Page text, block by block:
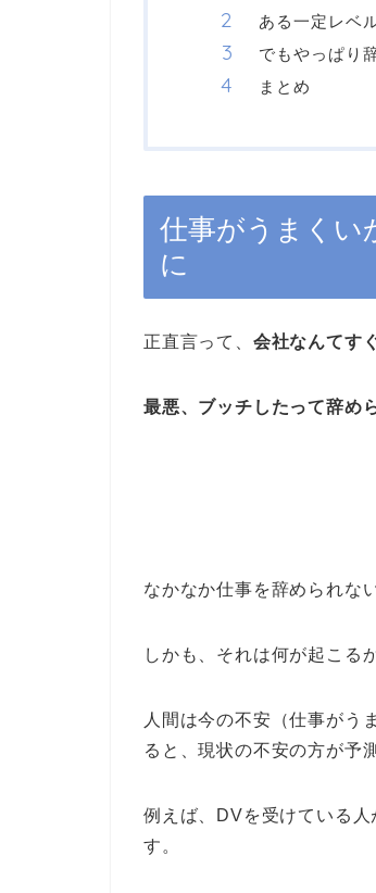
ある一定レベ
でもやっぱり
まとめ
仕事がうまくい
に
正直言って、 会社なんてす
最悪、ブッチしたって辞め
なかなか仕事を辞められな
しかも、それは何が起こる
人間は今の不安（仕事がう
ると、現状の不安の方が予
例えば、DVを受けている
す。